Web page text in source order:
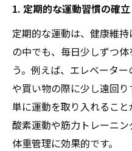
1. 定期的な運動習慣の確立
定期的な運動は、健康維
の中でも、毎日少しずつ
う。例えば、エレベータ
や買い物の際に少し遠回
単に運動を取り入れるこ
酸素運動や筋力トレーニ
体重管理に効果的です。